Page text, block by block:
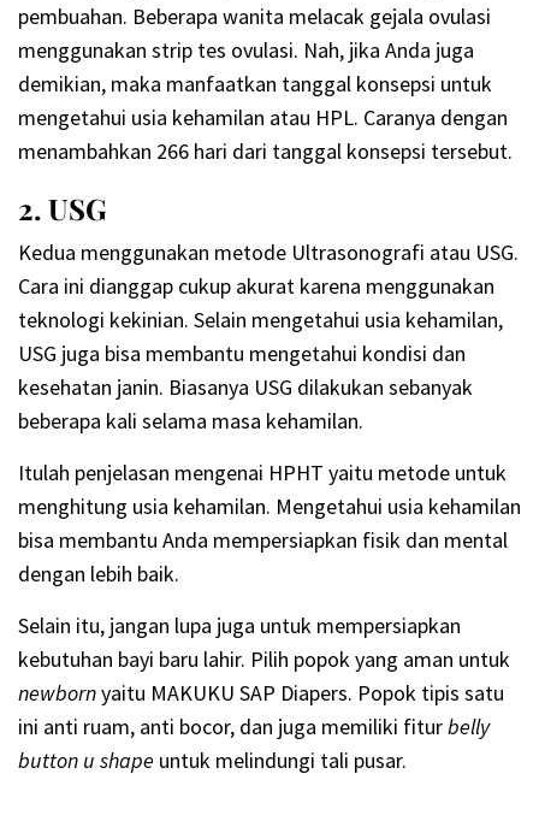
pembuahan. Beberapa wanita melacak gejala ovulasi
menggunakan strip tes ovulasi. Nah, jika Anda juga
demikian, maka manfaatkan tanggal konsepsi untuk
mengetahui usia kehamilan atau HPL. Caranya dengan
menambahkan 266 hari dari tanggal konsepsi tersebut.
2. USG
Kedua menggunakan metode Ultrasonografi atau USG.
Cara ini dianggap cukup akurat karena menggunakan
teknologi kekinian. Selain mengetahui usia kehamilan,
USG juga bisa membantu mengetahui kondisi dan
kesehatan janin. Biasanya USG dilakukan sebanyak
beberapa kali selama masa kehamilan.
Itulah penjelasan mengenai HPHT yaitu metode untuk
menghitung usia kehamilan. Mengetahui usia kehamilan
bisa membantu Anda mempersiapkan fisik dan mental
dengan lebih baik.
Selain itu, jangan lupa juga untuk mempersiapkan
kebutuhan bayi baru lahir. Pilih popok yang aman untuk
newbornyaitu MAKUKU SAP Diapers. Popok tipis satu
ini anti ruam, anti bocor, dan juga memiliki fiturbelly
button u shape untuk melindungi tali pusar.